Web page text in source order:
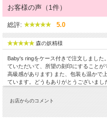
お客様の声（1件）
総評: 5.0
森の妖精様
Baby's ringをケース付きで注文しました
ていただいて、所望の刻印にすること
高級感があります) また、包装も温かで
ています。どうもありがとうございまし
お店からのコメント